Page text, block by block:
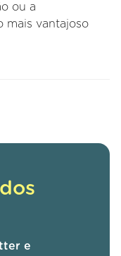
ou a
mais vantajoso
e